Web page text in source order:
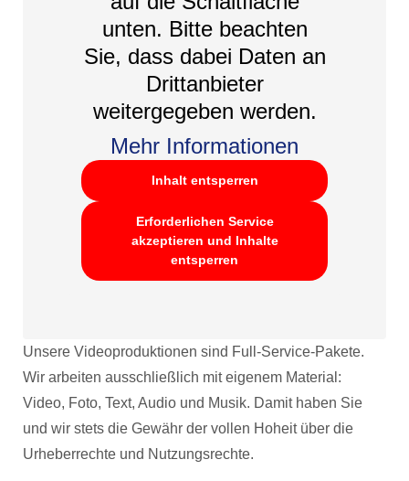
unten. Bitte beachten
Sie, dass dabei Daten an
Drittanbieter
weitergegeben werden.
Mehr Informationen
Inhalt entsperren
Erforderlichen Service
akzeptieren und Inhalte
entsperren
Unsere Videoproduktionen sind Full-Service-Pakete.
Wir arbeiten ausschließlich mit eigenem Material:
Video, Foto, Text, Audio und Musik. Damit haben Sie
und wir stets die Gewähr der vollen Hoheit über die
Urheberrechte und Nutzungsrechte.